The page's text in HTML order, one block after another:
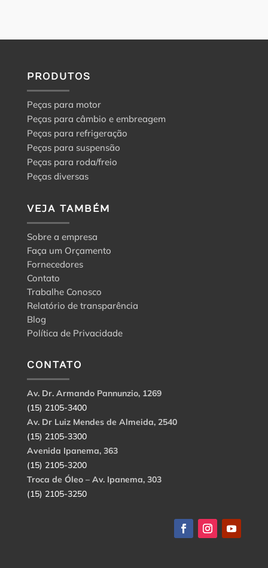
PRODUTOS
Peças para motor
Peças para câmbio e embreagem
Peças para refrigeração
Peças para suspensão
Peças para roda/freio
Peças diversas
VEJA TAMBÉM
Sobre a empresa
Faça um Orçamento
Fornecedores
Contato
Trabalhe Conosco
Relatório de transparência
Blog
Política de Privacidade
CONTATO
Av. Dr. Armando Pannunzio, 1269
(15) 2105-3400
Av. Dr Luiz Mendes de Almeida, 2540
(15) 2105-3300
Avenida Ipanema, 363
(15) 2105-3200
Troca de Óleo – Av. Ipanema, 303
(15) 2105-3250